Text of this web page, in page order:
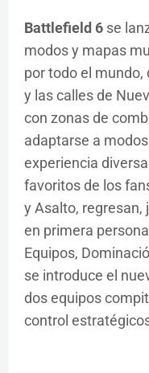
Battlefield 6 se
modos y mapas
por todo el mundo,
y las calles de
con zonas de
adaptarse a
experiencia
favoritos de los
y Asalto, regresan,
en primera
Equipos,
se introduce el
dos equipos
control